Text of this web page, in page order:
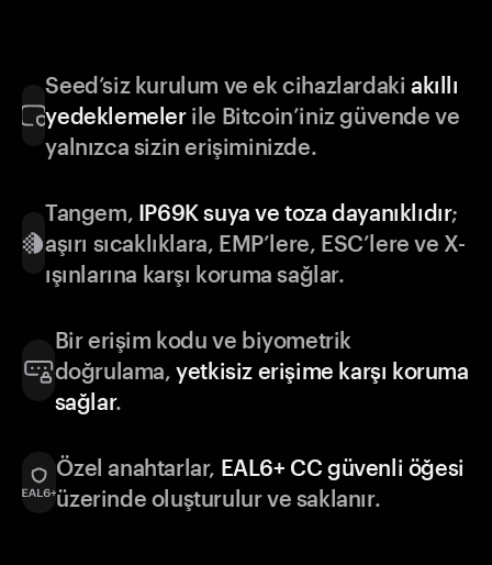
Seed’siz kurulum ve ek cihazlardakiakıllı
yedeklemelerile Bitcoin’iniz güvende ve
yalnızca sizin erişiminizde.
Tangem, IP69K suya ve toza dayanıklıdır;
aşırı sıcaklıklara, EMP’lere, ESC’lere ve X-
ışınlarına karşı koruma sağlar.
Bir erişim kodu ve biyometrik
doğrulama,yetkisiz erişime karşı koruma
sağlar.
Özel anahtarlar, EAL6+ CC güvenli öğesi
üzerinde oluşturulur ve saklanır.